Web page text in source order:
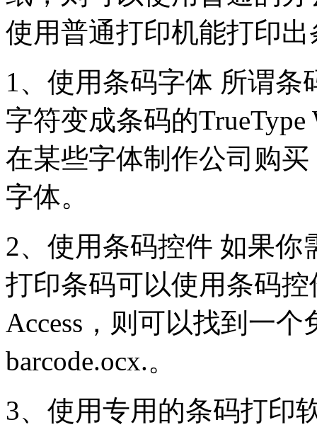
使用普通打印机能打印
1、使用条码字体 所谓
字符变成条码的
在某些字体制作公司购
字体。
2、使用条码控件 如果
打印条码可以使用条码
Access，则可以找到一
barcode.ocx.。
3、使用专用的条码打印